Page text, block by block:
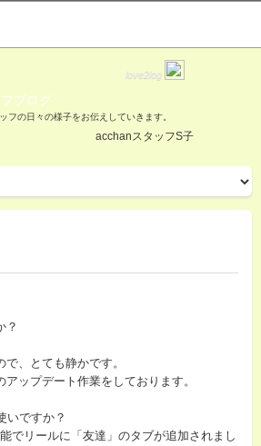
love2log
ブログ
フの日々の様子をお伝えしていきます。
acchanスタッフS子
？
、とても静かです。
ップデート作業をしております。
いですか？
でリールに「友達」のタブが追加されまし